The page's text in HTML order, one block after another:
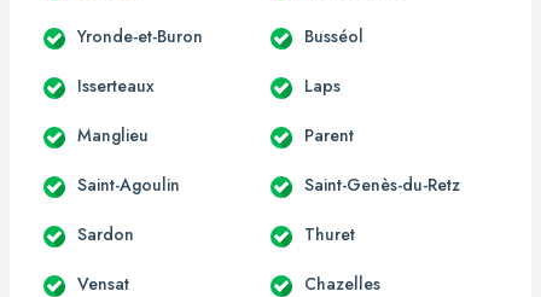
Yronde-et-Buron Busséol
Isserteaux Laps
Manglieu Parent
Saint-Agoulin Saint-Genès-du-Retz
Sardon Thuret
Vensat Chazelles